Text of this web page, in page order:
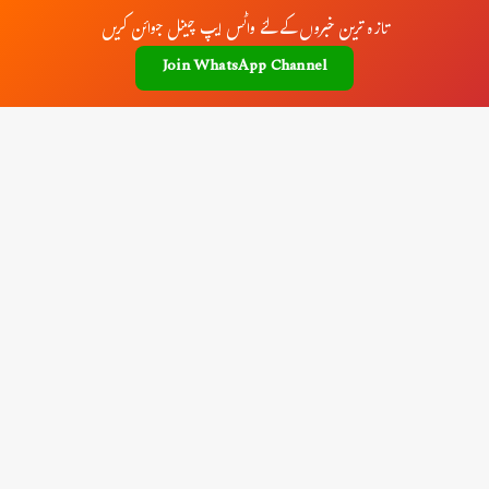
تازہ ترین خبروں کے لئے واٹس ایپ چینل جوائن کریں
Join WhatsApp Channel